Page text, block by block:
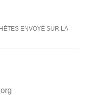
ENVOYÉ SUR LA